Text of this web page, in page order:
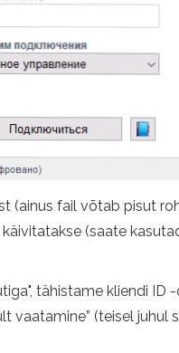
(ainus fail võtab pisut
(saate
tähistame kliendi ID
vaatamine” (teisel